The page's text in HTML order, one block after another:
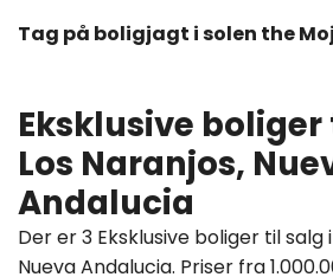
Tag på boligjagt i solen the
Eksklusive
Los Naranjos,
Andalucia
Der er 3 Eksklusive boliger til salg
Nueva Andalucia. Priser fra